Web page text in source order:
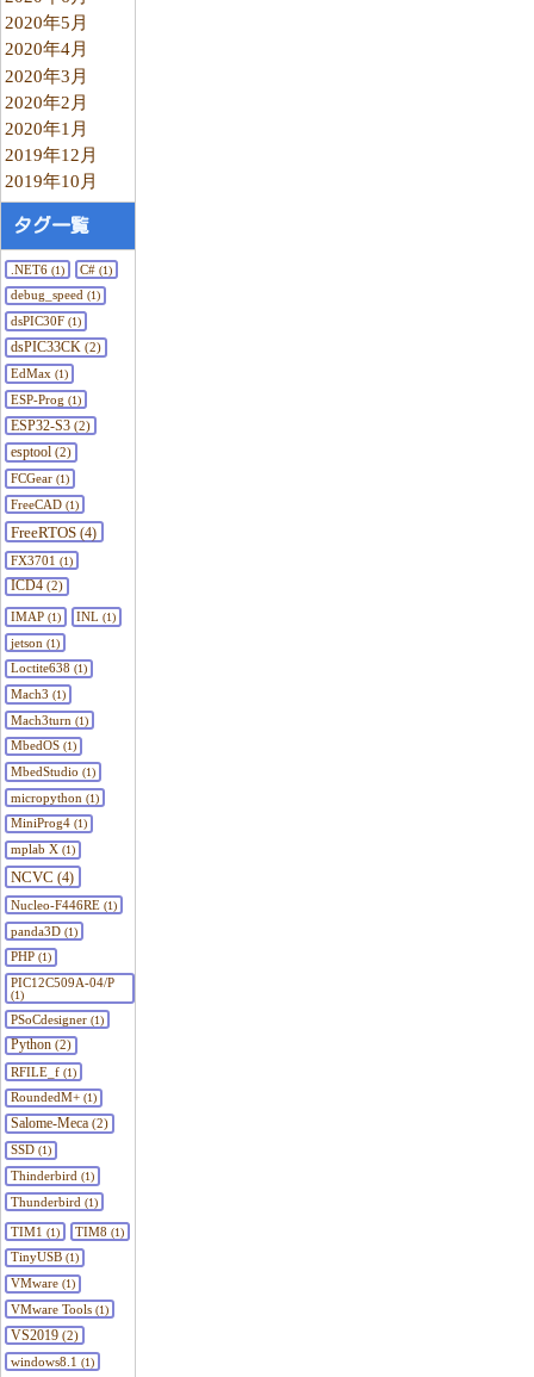
2020年5月
2020年4月
2020年3月
2020年2月
2020年1月
2019年12月
2019年10月
タグ一覧
.NET6(1) C# (1)
debug_speed(1)
dsPIC30F(1)
dsPIC33CK (2)
EdMax (1)
ESP-Prog (1)
ESP32-S3 (2)
esptool (2)
FCGear(1)
FreeCAD(1)
FreeRTOS (4)
FX3701 (1)
ICD4 (2)
IMAP(1) INL (1)
jetson (1)
Loctite638 (1)
Mach3 (1)
Mach3turn (1)
MbedOS(1)
MbedStudio (1)
micropython (1)
MiniProg4(1)
mplab X(1)
NCVC (4)
Nucleo-F446RE(1)
panda3D(1)
PHP(1)
PIC12C509A-04/P
(1)
PSoCdesigner(1)
Python (2)
RFILE_f(1)
RoundedM+(1)
Salome-Meca (2)
SSD(1)
Thinderbird (1)
Thunderbird (1)
TIM1 (1) TIM8 (1)
TinyUSB(1)
VMware(1)
VMware Tools(1)
VS2019 (2)
windows8.1 (1)